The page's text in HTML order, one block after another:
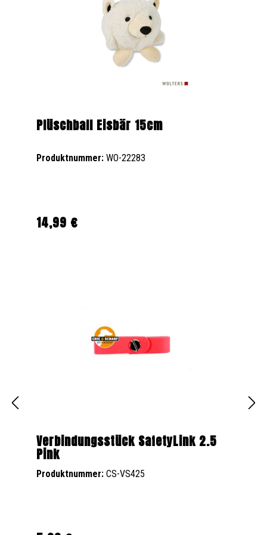
Plüschball Eisbär 15cm
Produktnummer: WO-22283
Regulärer Preis:
14,99 €
Verbindungsstück SafetyLink 2.5
Pink
Produktnummer: CS-VS425